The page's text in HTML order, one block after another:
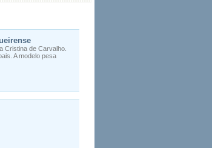
Cristina de Carvalho.
A modelo pesa